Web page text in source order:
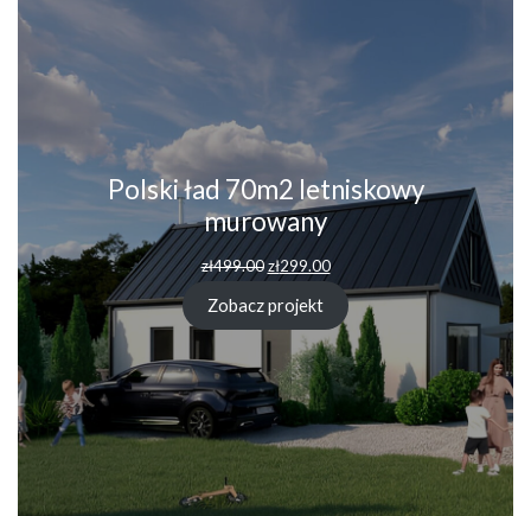
Polski ład 70m2 letniskowy
murowany
zł499.00Pierwotna
cena
wynosiła:
zł499.00.
zł299.00Aktualna
cena
wynosi:
zł299.00.
Zobacz projekt